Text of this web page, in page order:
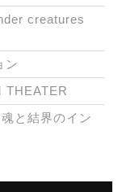
creatures
ン
THEATER
と結界のイン